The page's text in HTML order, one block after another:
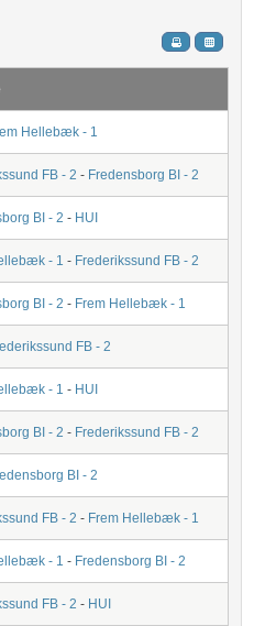
Hellebæk - 1
FB - 2 - Fredensborg BI - 2
BI - 2 - HUI
- 1 - Frederikssund FB - 2
BI - 2 - Frem Hellebæk - 1
FB - 2
- 1 - HUI
BI - 2 - Frederikssund FB - 2
BI - 2
FB - 2 - Frem Hellebæk - 1
- 1 - Fredensborg BI - 2
FB - 2 - HUI